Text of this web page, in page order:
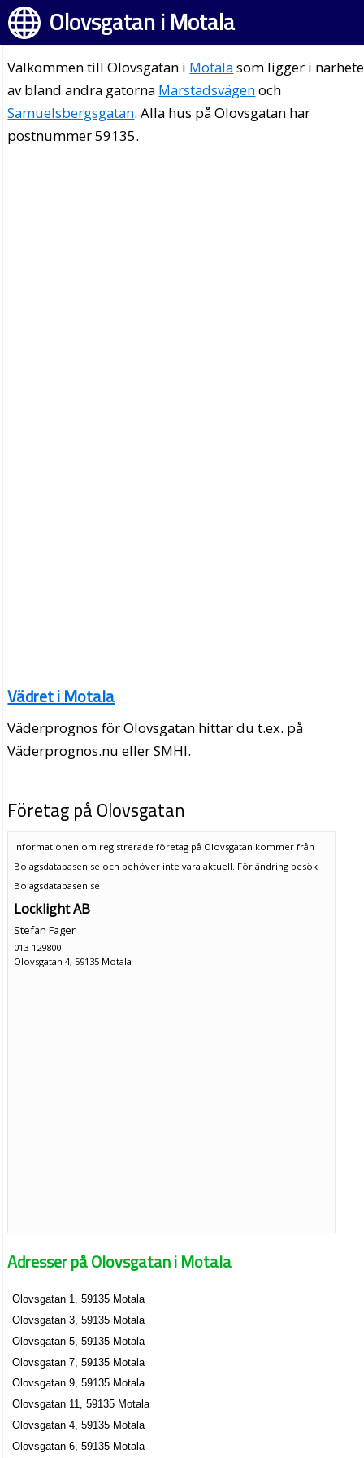
Olovsgatan i Motala
Välkommen till Olovsgatan i Motalasom ligger i
av bland andra gatorna Marstadsvägenoch
Samuelsbergsgatan. Alla hus på Olovsgatan har
postnummer 59135.
Vädret i Motala
Väderprognos för Olovsgatan hittar du t.ex. på
Väderprognos.nu eller SMHI.
Företag på Olovsgatan
Informationen om registrerade företag på Olovsgatan kommer från
Bolagsdatabasen.se och behöver inte vara aktuell. För ändring besök
Bolagsdatabasen.se
Locklight AB
Stefan Fager
013-129800
Olovsgatan 4, 59135 Motala
Adresser på Olovsgatan i Motala
Olovsgatan 1, 59135 Motala
Olovsgatan 3, 59135 Motala
Olovsgatan 5, 59135 Motala
Olovsgatan 7, 59135 Motala
Olovsgatan 9, 59135 Motala
Olovsgatan 11, 59135 Motala
Olovsgatan 4, 59135 Motala
Olovsgatan 6, 59135 Motala